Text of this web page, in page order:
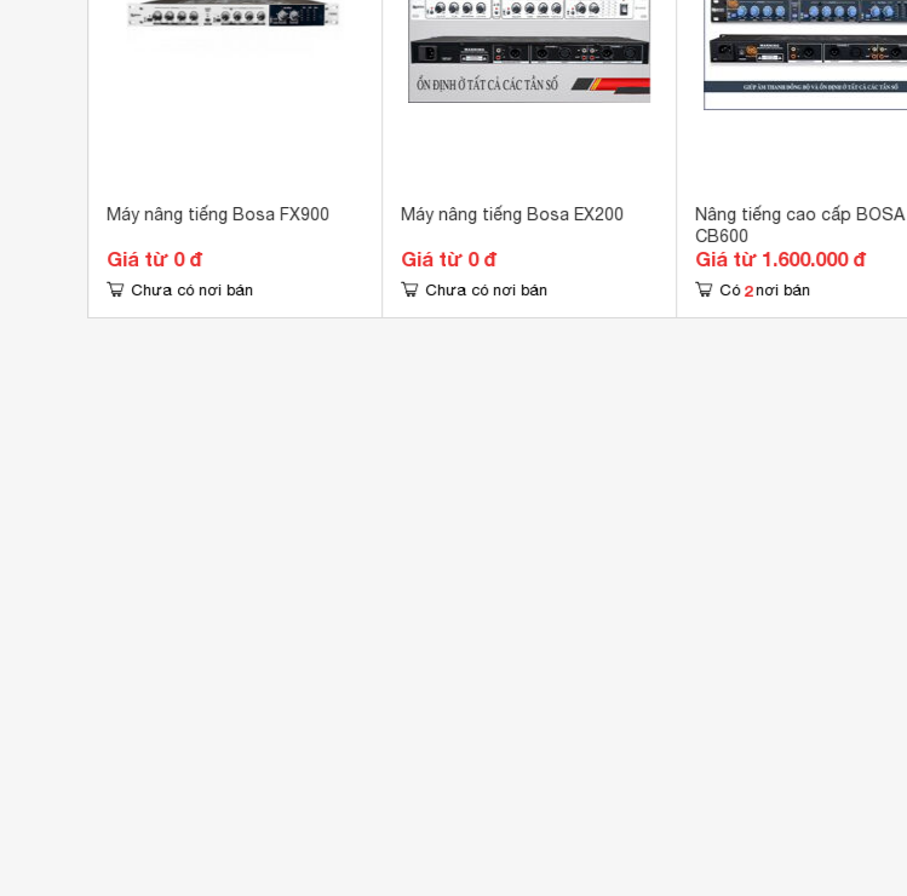
Máy nâng tiếng Bosa FX900
Giá từ 0 đ
Chưa có nơi bán
Máy nâng tiếng Bosa EX200
Giá từ 0 đ
Chưa có nơi bán
Nâng tiếng cao cấp BOSA
CB600
Giá từ 1.600.000 đ
Có 2 nơi bán